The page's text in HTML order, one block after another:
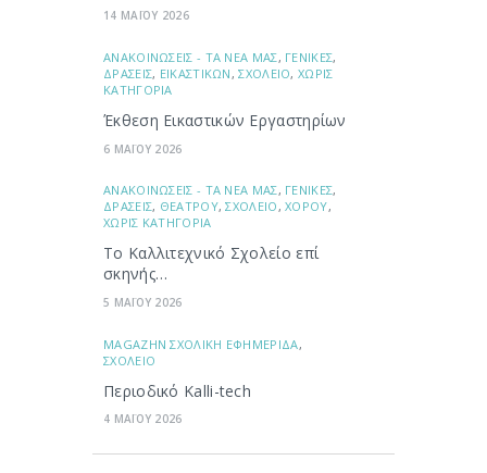
14 ΜΑΪΟΥ 2026
ΑΝΑΚΟΙΝΩΣΕΙΣ - ΤΑ ΝΕΑ ΜΑΣ, ΓΕΝΙΚΕΣ,
ΔΡΑΣΕΙΣ, ΕΙΚΑΣΤΙΚΩΝ,ΣΧΟΛΕΙΟ,ΧΩΡΙΣ
ΚΑΤΗΓΟΡΙΑ
Έκθεση Εικαστικών Εργαστηρίων
6 ΜΑΪΟΥ 2026
ΑΝΑΚΟΙΝΩΣΕΙΣ - ΤΑ ΝΕΑ ΜΑΣ, ΓΕΝΙΚΕΣ,
ΔΡΑΣΕΙΣ, ΘΕΑΤΡΟΥ,ΣΧΟΛΕΙΟ,ΧΟΡΟΥ,
ΧΩΡΙΣ ΚΑΤΗΓΟΡΙΑ
Το Καλλιτεχνικό Σχολείο επί
σκηνής…
5 ΜΑΪΟΥ 2026
ΜAGAZHN ΣΧΟΛΙΚΗ ΕΦΗΜΕΡΙΔΑ,
ΣΧΟΛΕΙΟ
Περιοδικό Kalli-tech
4 ΜΑΪΟΥ 2026